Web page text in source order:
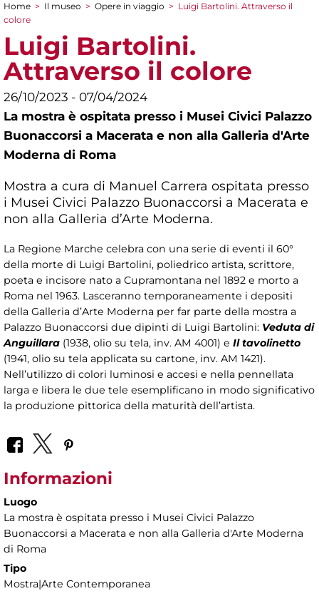
Tu sei qui
Home > Il museo > Opere in viaggio > Luigi Bartolini. Attraverso il
colore
Luigi Bartolini.
Attraverso il colore
26/10/2023 - 07/04/2024
La mostra è ospitata presso i Musei Civici Palazzo
Buonaccorsi a Macerata e non alla Galleria d'Arte
Moderna di Roma
Mostra a cura di Manuel Carrera ospitata presso
i Musei Civici Palazzo Buonaccorsi a Macerata e
non alla Galleria d’Arte Moderna.
La Regione Marche celebra con una serie di eventi il 60°
della morte di Luigi Bartolini, poliedrico artista, scrittore,
poeta e incisore nato a Cupramontana nel 1892 e morto a
Roma nel 1963. Lasceranno temporaneamente i depositi
della Galleria d’Arte Moderna per far parte della mostra a
Palazzo Buonaccorsi due dipinti di Luigi Bartolini: Veduta di
Anguillara (1938, olio su tela, inv. AM 4001) e Il tavolinetto
(1941, olio su tela applicata su cartone, inv. AM 1421).
Nell’utilizzo di colori luminosi e accesi e nella pennellata
larga e libera le due tele esemplificano in modo significativo
la produzione pittorica della maturità dell’artista.
Informazioni
Luogo
La mostra è ospitata presso i Musei Civici Palazzo
Buonaccorsi a Macerata e non alla Galleria d'Arte Moderna
di Roma
Tipo
Mostra|Arte Contemporanea